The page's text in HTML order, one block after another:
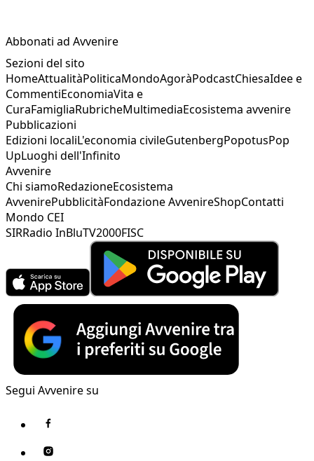
Abbonati ad Avvenire
Sezioni del sito
HomeAttualitàPoliticaMondoAgoràPodcastChiesaIdee e
CommentiEconomiaVita e
CuraFamigliaRubricheMultimediaEcosistema avvenire
Pubblicazioni
Edizioni localiL'economia civileGutenbergPopotusPop
UpLuoghi dell'Infinito
Avvenire
Chi siamoRedazioneEcosistema
AvvenirePubblicitàFondazione AvvenireShopContatti
Mondo CEI
SIRRadio InBluTV2000FISC
Segui Avvenire su